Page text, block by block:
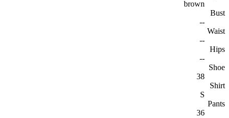
brown
Bust
--
Waist
--
Hips
--
Shoe
38
Shirt
S
Pants
36